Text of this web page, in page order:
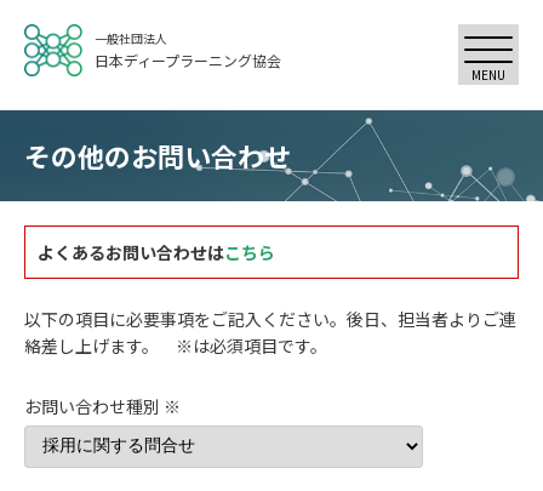
一般社団法人
日本ディープラーニング協会
MENU
その他のお問い合わせ
よくあるお問い合わせはこちら
以下の項目に必要事項をご記入ください。後日、担当者よりご連
絡差し上げます。 ※は必須項目です。
お問い合わせ種別 ※